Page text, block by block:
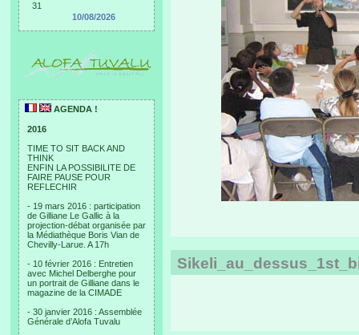
31
10/08/2026
AGENDA !
2016
TIME TO SIT BACK AND
THINK
ENFIN LA POSSIBILITE DE
FAIRE PAUSE POUR
REFLECHIR
- 19 mars 2016 : participation
de Gilliane Le Gallic à la
projection-débat organisée par
la Médiathèque Boris Vian de
Chevilly-Larue. A 17h
- 10 février 2016 : Entretien
avec Michel Delberghe pour
un portrait de Gilliane dans le
magazine de la CIMADE
- 30 janvier 2016 : Assemblée
Générale d’Alofa Tuvalu